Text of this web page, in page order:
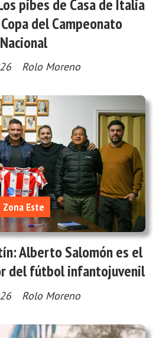
pibes de Casa de Italia
del Campeonato
Nacional
Rolo Moreno
Alberto Salomón es el
del fútbol infantojuvenil
Rolo Moreno
Zona Este